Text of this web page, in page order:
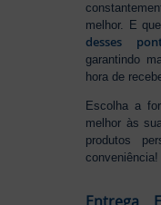
melhor. E
desses
garantindo
hora de
Escolha a
melhor às
produtos
conveniência!